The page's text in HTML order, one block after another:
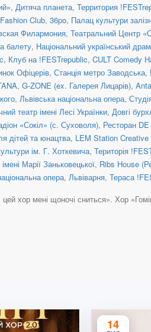
, Дитяча планета, Территория
Fashion Club, 36po, Палац культури
Филармония, Театральний Центр
балету, Національний український
, Клуб на !FESTrepublic, CULT Comedy
Офіцерів, Станція метро Заводська,
, G-ZONE (ex. Галерея Лицарів),
, Львівська національна опера,
театр імені Лесі Українки, Довгі
«Сокіл» (с. Суховоля), Ресторан
дітей та юнацтва, LEM Station Creative
ім. Г. Хоткевича, Територія
Марії Заньковецької, Ribs House
опера, Львіварня, Тераса
цей хор мені щоночі сниться».
14